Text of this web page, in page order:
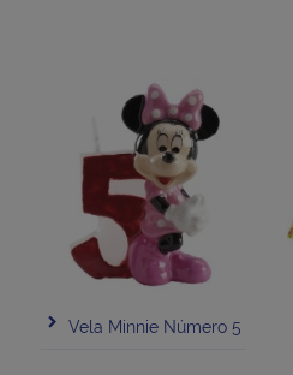
Vela Minnie Número 5